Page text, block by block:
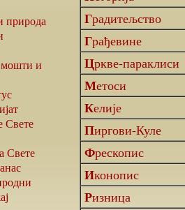
природа
и
Свете
Свете
Градитељство
Грађевине
Цркве-параклиси
Метоси
Келије
Пиргови-Куле
Фрескопис
Иконопис
Ризница